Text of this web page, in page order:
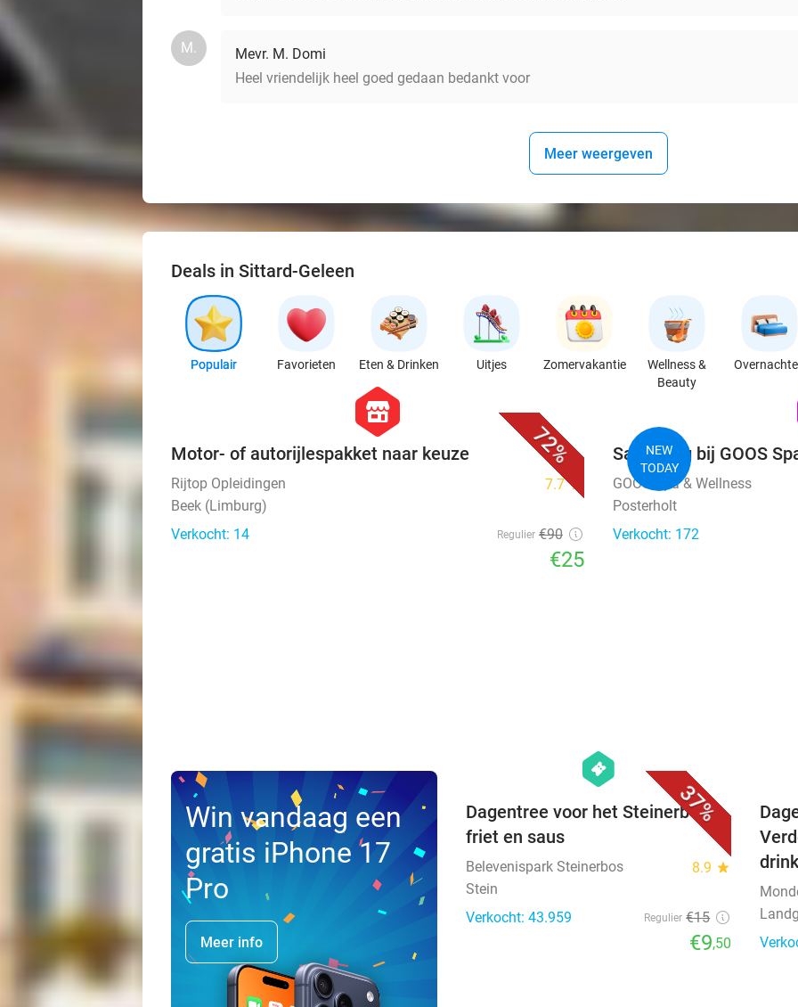
M.
Mevr. M. Domi
Heel vriendelijk heel goed gedaan bedankt voor
Meer weergeven
Deals in Sittard-Geleen
Populair Favorieten Eten & Drinken Uitjes Zomervakantie
Wellness &
Beauty
72%
hexagon
store
Motor- of autorijlespakket naar keuze
Rijtop Opleidingen 7.7star
Beek (Limburg)
Verkocht: 14
Regulier €90
€25
NEW
TODAY
Saunadag bij GOOS
GOOS Spa & Wellness
Posterholt
Verkocht: 172
Win vandaag een
gratis iPhone 17
Pro
Meer info
37%
hexagon
events
Dagentree voor het Steinerbos +
friet en saus
Belevenispark Steinerbos 8.9 star
Stein
Verkocht: 43.959
Regulier €15
€9,50